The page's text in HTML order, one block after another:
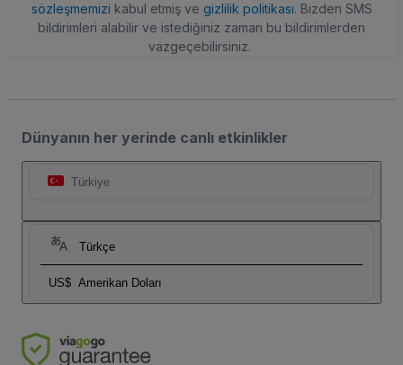
sözleşmemizi kabul etmiş ve gizlilik politikası. Bizden SMS
bildirimleri alabilir ve istediğiniz zaman bu bildirimlerden
vazgeçebilirsiniz.
Dünyanın her yerinde canlı etkinlikler
Türkiye
Türkçe
US$ Amerikan Doları